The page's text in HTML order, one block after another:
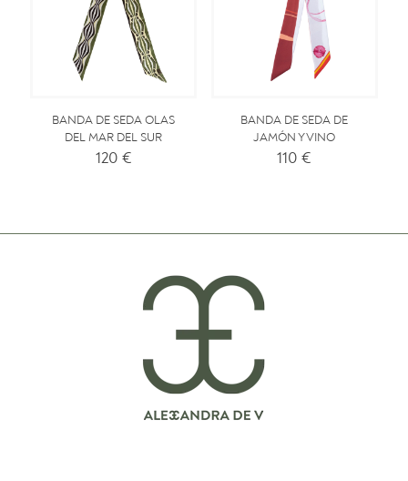
BANDA DE SEDA OLAS
DEL MAR DEL SUR
120 €
BANDA DE SEDA DE
JAMÓN Y VINO
110€